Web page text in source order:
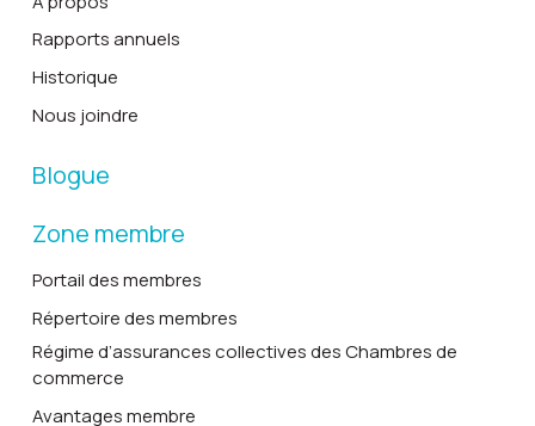
Rapports annuels
Historique
Nous joindre
Blogue
Zone membre
Portail des membres
Répertoire des membres
Régime d’assurances collectives des Chambres de
commerce
Avantages membre